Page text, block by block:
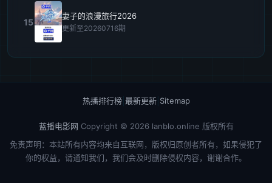
15
妻子的浪漫旅行2026
更新至20260716期
热播排行榜| 最新更新| Sitemap
蓝播电影网 Copyright © 2026 lanblo.online 版权所有
免责声明：本站所有内容均来自互联网，版权归原创者所有，如果侵犯了
你的权益，请通知我们，我们会及时删除侵权内容，谢谢合作。